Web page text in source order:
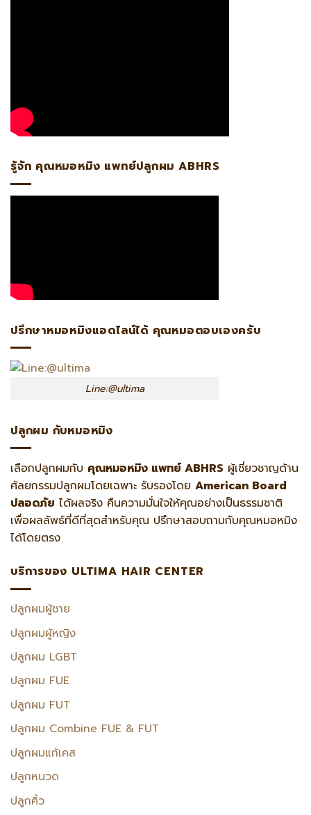
รู้จัก คุณหมอหมิง แพทย์ปลูกผม ABHRS
ปรึกษาหมอหมิงแอดไลน์ได้ คุณหมอตอบเองครับ
Line:@ultima
ปลูกผม กับหมอหมิง
เลือกปลูกผมกับ คุณหมอหมิง แพทย์ ABHRS ผู้เชี่ยวชาญด้าน
ศัลยกรรมปลูกผมโดยเฉพาะ รับรองโดย American Board
ปลอดภัย ได้ผลจริง คืนความมั่นใจให้คุณอย่างเป็นธรรมชาติ
เพื่อผลลัพธ์ที่ดีที่สุดสำหรับคุณ ปรึกษาสอบถามกับคุณหมอหมิง
ได้โดยตรง
บริการของ ULTIMA HAIR CENTER
ปลูกผมผู้ชาย
ปลูกผมผู้หญิง
ปลูกผม LGBT
ปลูกผม FUE
ปลูกผม FUT
ปลูกผม Combine FUE & FUT
ปลูกผมแก้เคส
ปลูกหนวด
ปลูกคิ้ว